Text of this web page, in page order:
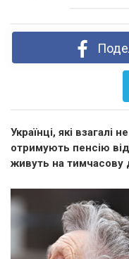
Українці, які взагалі
отримують пенсію
живуть на тимчасову